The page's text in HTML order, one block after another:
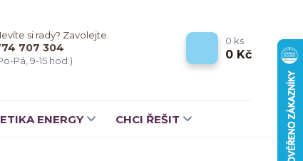
si rady? Zavolejte.
707 304
Pá, 9-15 hod.)
0 ks
0 Kč
ENERGY CHCI ŘEŠIT